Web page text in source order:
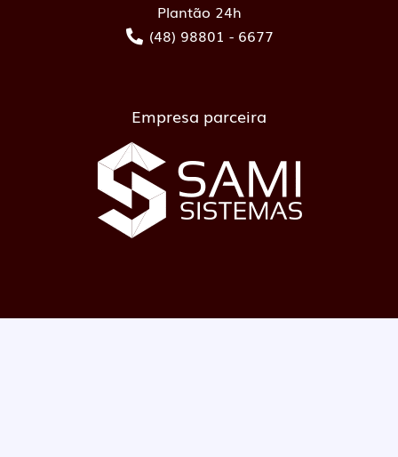
Plantão 24h
(48) 98801 - 6677
Empresa parceira